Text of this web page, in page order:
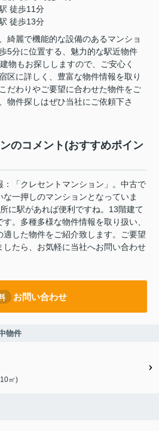
徒歩11分
徒歩13分
綺麗で機能的な設備のあるマンショ
5分に位置する、魅力的な駅近物件
物もお探ししますので、ご安心く
区に詳しく、豊富な物件情報を取り
だわりやご要望に合わせた物件をご
物件探しはぜひ当社にご依頼下さ
のコメント(おすすめポイン
「クレセントマンション」。中古で
一押しのマンションとなっていま
に駅があれば便利ですね。13階建て
。多種多様な物件情報を取り扱い、
した物件をご紹介致します。ご要望
たら、お気軽に当社へお問い合わせ
お問い合わせ
物件
㎡)